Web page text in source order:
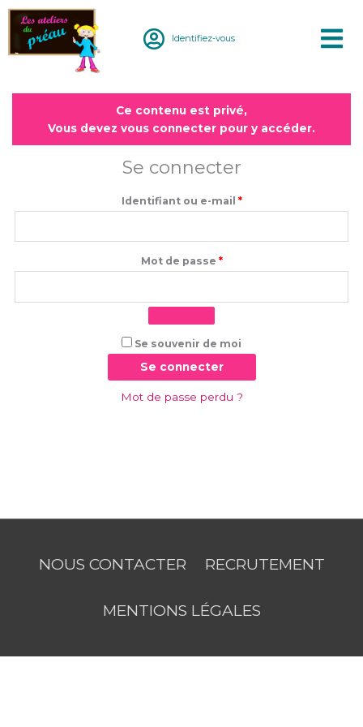
Aller
contenu
Identifiez-vous
Ce contenu est privé,
Vous devez vous connecter pour y accéder.
Se connecter
Identifiant ou e-mail *
Mot de passe *
Obligatoire
Se souvenir de moi
Se connecter
Mot de passe perdu ?
NOUS CONTACTER RECRUTEMENT
MENTIONS LÉGALES